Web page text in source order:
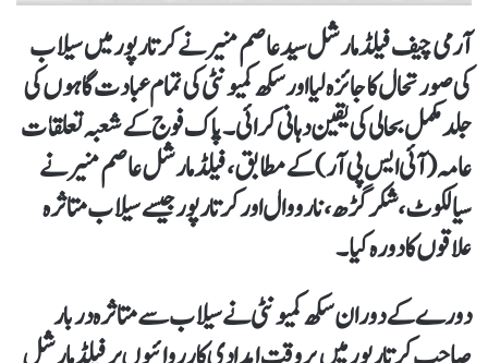
آرمی چیف فیلڈ مارشل سید عاصم منیر نے کرتارپور میں سیلاب
کی صورتحال کا جائزہ لیا اور سکھ کمیونٹی کی تمام عبادت گاہوں کی
جلد مکمل بحالی کی یقین دہانی کرائی۔ پاک فوج کے شعبہ تعلقات
عامہ (آئی ایس پی آر) کے مطابق، فیلڈ مارشل عاصم منیر نے
سیالکوٹ، شکرگڑھ، نارووال اور کرتارپور جیسے سیلاب متاثرہ
علاقوں کا دورہ کیا۔
دورے کے دوران سکھ کمیونٹی نے سیلاب سے متاثرہ دربار